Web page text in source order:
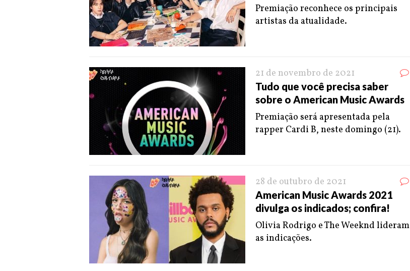
Premiação reconhece os principais
artistas da atualidade.
21 de novembro de 2021
Tudo que você precisa saber
sobre o American Music Awards
Premiação será apresentada pela
rapper Cardi B, neste domingo (21).
28 de outubro de 2021
American Music Awards 2021
divulga os indicados; confira!
Olivia Rodrigo e The Weeknd lideram
as indicações.